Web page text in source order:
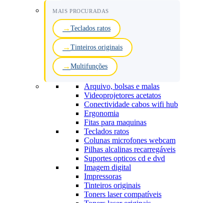
MAIS PROCURADAS
Teclados ratos
Tinteiros originais
Multifunções
Arquivo, bolsas e malas
Videoprojetores acetatos
Conectividade cabos wifi hub
Ergonomia
Fitas para maquinas
Teclados ratos
Colunas microfones webcam
Pilhas alcalinas recarregáveis
Suportes opticos cd e dvd
Imagem digital
Impressoras
Tinteiros originais
Toners laser compatíveis